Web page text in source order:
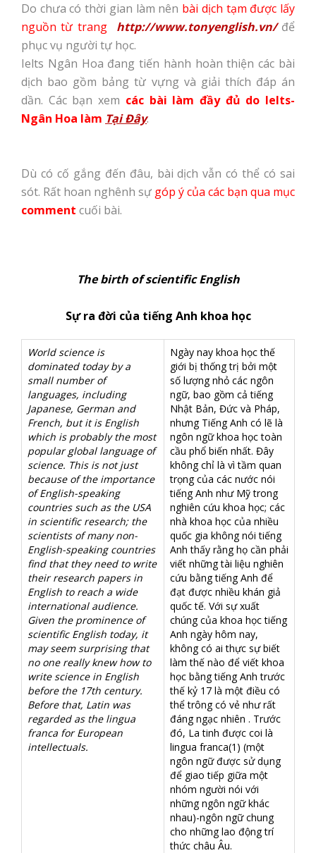
Do chưa có thời gian làm nên bài dịch tạm được lấy
nguồn từ trang
http://www.tonyenglish.vn/để
phục vụ người tự học.
Ielts Ngân Hoa đang tiến hành hoàn thiện các bài
dịch bao gồm bảng từ vựng và giải thích đáp án
dần. Các bạn xem các bài làm đầy đủ do Ielts-
Ngân Hoa làm Tại Đây.
Dù có cố gắng đến đâu, bài dịch vẫn có thể có sai
sót. Rất hoan nghênh sự góp ý của các bạn qua mục
comment cuối bài.
The birth of scientific English
Sự ra đời của tiếng Anh khoa học
World science is
dominated today by a
small number of
languages, including
Japanese, German and
French, but it is English
which is probably the most
popular global language of
science. This is not just
because of the importance
of English-speaking
countries such as the USA
in scientific research; the
scientists of many non-
English-speaking countries
find that they need to write
their research papers in
English to reach a wide
international audience.
Given the prominence of
scientific English today, it
may seem surprising that
no one really knew how to
write science in English
before the 17th century.
Before that, Latin was
regarded as the lingua
franca for European
intellectuals.
Ngày nay khoa học thế
giới bị thống trị bởi một
số lượng nhỏ các ngôn
ngữ, bao gồm cả tiếng
Nhật Bản, Đức và Pháp,
nhưng Tiếng Anh có lẽ là
ngôn ngữ khoa học toàn
cầu phổ biến nhất. Đây
không chỉ là vì tầm quan
trọng của các nước nói
tiếng Anh như Mỹ trong
nghiên cứu khoa học; các
nhà khoa học của nhiều
quốc gia không nói tiếng
Anh thấy rằng họ cần phải
viết những tài liệu nghiên
cứu bằng tiếng Anh để
đạt được nhiều khán giả
quốc tế. Với sự xuất
chúng của khoa học tiếng
Anh ngày hôm nay,
không có ai thực sự biết
làm thế nào để viết khoa
học bằng tiếng Anh trước
thế kỷ 17 là một điều có
thể trông có vẻ như rất
đáng ngạc nhiên . Trước
đó, La tinh được coi là
lingua franca(1) (một
ngôn ngữ được sử dụng
để giao tiếp giữa một
nhóm người nói với
những ngôn ngữ khác
nhau)-ngôn ngữ chung
cho những lao động trí
thức châu Âu.